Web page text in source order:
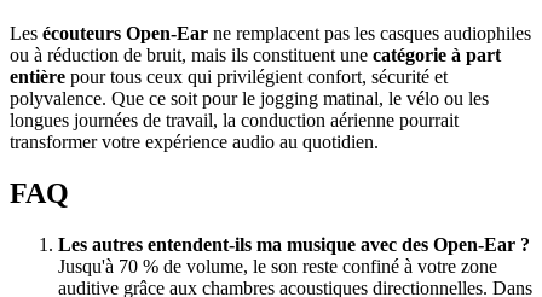
Les écouteurs Open-Ear ne remplacent pas les casques audiophiles
ou à réduction de bruit, mais ils constituent une catégorie à part
entière pour tous ceux qui privilégient confort, sécurité et
polyvalence. Que ce soit pour le jogging matinal, le vélo ou les
longues journées de travail, la conduction aérienne pourrait
transformer votre expérience audio au quotidien.
FAQ
Les autres entendent-ils ma musique avec des Open-Ear ?
Jusqu'à 70 % de volume, le son reste confiné à votre zone
auditive grâce aux chambres acoustiques directionnelles. Dans